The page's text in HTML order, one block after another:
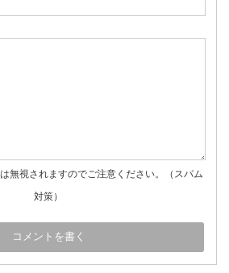
無視されますのでご注意ください。（スパム
対策）